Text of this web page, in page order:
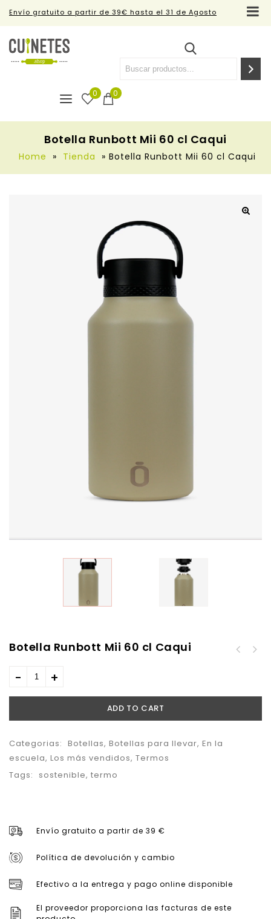
Envío gratuito a partir de 39€ hasta el 31 de Agosto
0
0
Botella Runbott Mii 60 cl Caqui
Home » Tienda » Botella Runbott Mii 60 cl Caqui
Botella Runbott Mii 60 cl Caqui
26,90 €
ADD TO CART
Categorias: Botellas, Botellas para llevar, En la
escuela, Los más vendidos, Termos
Tags:
sostenible, termo
Envío gratuito a partir de 39 €
Política de devolución y cambio
Efectivo a la entrega y pago online disponible
El proveedor proporciona las facturas de este